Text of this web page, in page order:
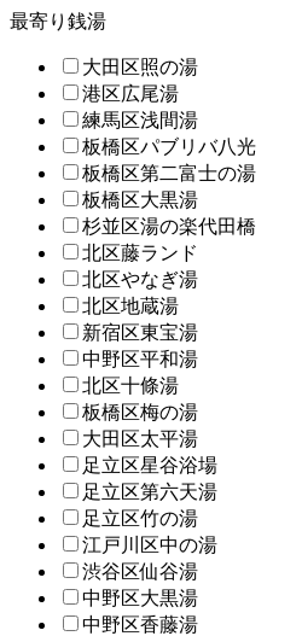
最寄り銭湯
大田区照の湯
港区広尾湯
練馬区浅間湯
板橋区パブリバ八光
板橋区第二富士の湯
板橋区大黒湯
杉並区湯の楽代田橋
北区藤ランド
北区やなぎ湯
北区地蔵湯
新宿区東宝湯
中野区平和湯
北区十條湯
板橋区梅の湯
大田区太平湯
足立区星谷浴場
足立区第六天湯
足立区竹の湯
江戸川区中の湯
渋谷区仙谷湯
中野区大黒湯
中野区香藤湯